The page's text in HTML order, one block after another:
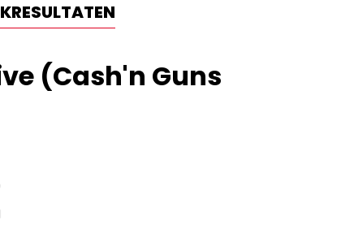
Vrije tijdsaanbod
Spellenkoffer 'Ridders op
Spellenkoffer executieve
Spellenkoffer STEM kleuter +
Spellenkoffer STEM bovenbouw
(Cash'n Guns